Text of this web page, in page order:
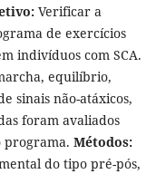
Verificar a
de exercícios
indivíduos com SCA.
equilíbrio,
sinais não-atáxicos,
foram avaliados
programa. Métodos:
do tipo pré-pós,